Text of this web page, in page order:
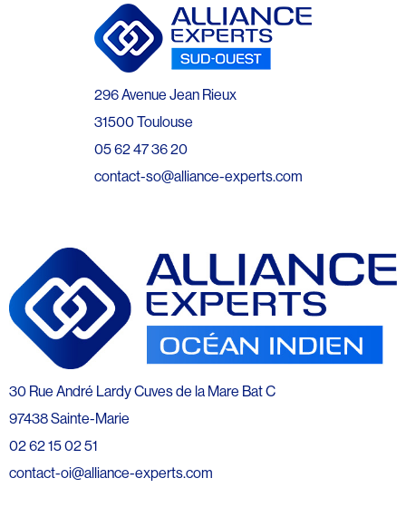
296 Avenue Jean Rieux
31500 Toulouse
05 62 47 36 20
contact-so@alliance-experts.com
30 Rue André Lardy Cuves de la Mare Bat C
97438 Sainte-Marie
02 62 15 02 51
contact-oi@alliance-experts.com